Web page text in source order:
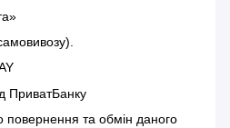
ПриватБанку
та обмін даного